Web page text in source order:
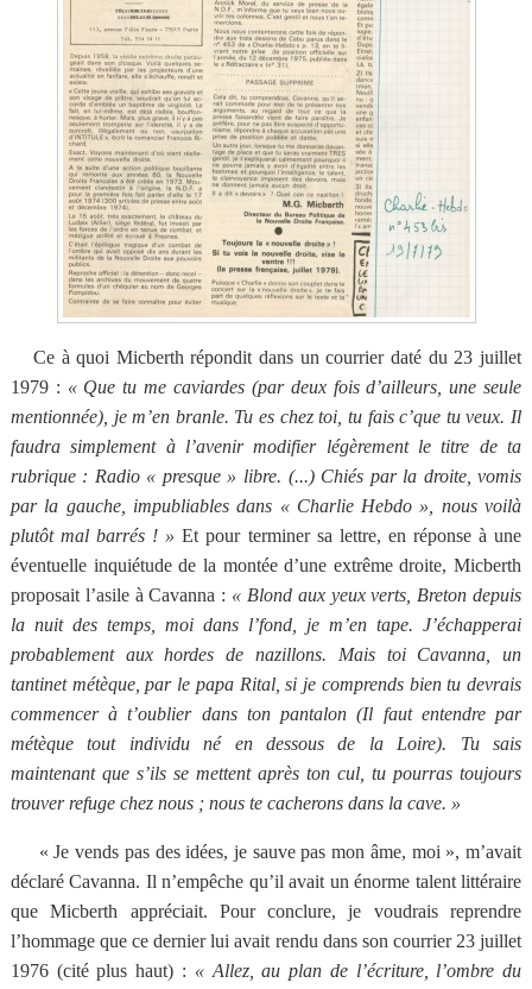
Ce à quoi Micberth répondit dans un courrier daté du 23 juillet
1979 : « Que tu me caviardes (par deux fois d’ailleurs, une seule
mentionnée), je m’en branle. Tu es chez toi, tu fais c’que tu veux. Il
faudra simplement à l’avenir modifier légèrement le titre de ta
rubrique : Radio « presque » libre. (...) Chiés par la droite, vomis
par la gauche, impubliables dans « Charlie Hebdo », nous voilà
plutôt mal barrés ! » Et pour terminer sa lettre, en réponse à une
éventuelle inquiétude de la montée d’une extrême droite, Micberth
proposait l’asile à Cavanna : « Blond aux yeux verts, Breton depuis
la nuit des temps, moi dans l’fond, je m’en tape. J’échapperai
probablement aux hordes de nazillons. Mais toi Cavanna, un
tantinet métèque, par le papa Rital, si je comprends bien tu devrais
commencer à t’oublier dans ton pantalon (Il faut entendre par
métèque tout individu né en dessous de la Loire). Tu sais
maintenant que s’ils se mettent après ton cul, tu pourras toujours
trouver refuge chez nous ; nous te cacherons dans la cave. »
« Je vends pas des idées, je sauve pas mon âme, moi », m’avait
déclaré Cavanna. Il n’empêche qu’il avait un énorme talent littéraire
que Micberth appréciait. Pour conclure, je voudrais reprendre
l’hommage que ce dernier lui avait rendu dans son courrier 23 juillet
1976 (cité plus haut) : « Allez, au plan de l’écriture, l’ombre du